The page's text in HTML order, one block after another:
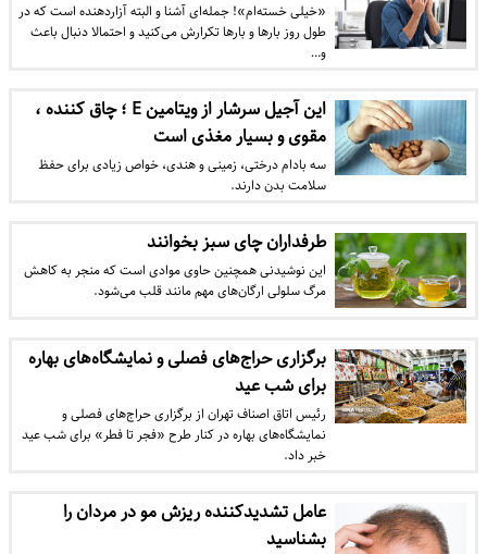
«خیلی خسته‌ام»! جمله‌ای آشنا و البته آزاردهنده است که در
طول روز بارها و بارها تکرارش می‌کنید و احتمالا دنبال باعث
و…
این آجیل سرشار از ویتامین E ؛ چاق کننده ،
مقوی و بسیار مغذی است
سه بادام درختی، زمینی و هندی، خواص زیادی برای حفظ
سلامت بدن دارند.
طرفداران چای سبز بخوانند
این نوشیدنی همچنین حاوی موادی است که منجر به کاهش
مرگ سلولی ارگان‌های مهم مانند قلب می‌شود.
برگزاری حراج‌های فصلی و نمایشگاه‌های بهاره
برای شب عید
رئیس اتاق اصناف تهران از برگزاری حراج‌های فصلی و
نمایشگاه‌های بهاره در کنار طرح «فجر تا فطر» برای شب عید
خبر داد.
عامل تشدیدکننده ریزش مو در مردان را
بشناسید